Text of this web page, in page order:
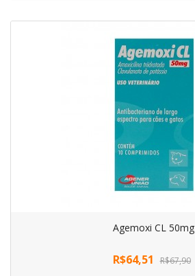
Agemoxi CL 50mg
R$64,51 R$67,90